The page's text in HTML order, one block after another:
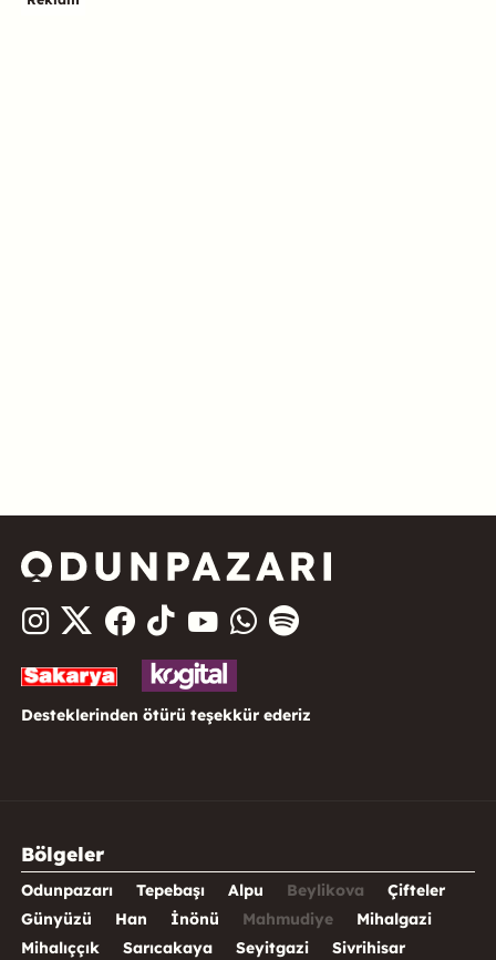
Desteklerinden ötürü teşekkür ederiz
Bölgeler
Odunpazarı Tepebaşı Alpu Beylikova
Çifteler
Günyüzü
Han İnönü Mahmudiye
Mihalgazi
Mihalıççık
Sarıcakaya Seyitgazi Sivrihisar